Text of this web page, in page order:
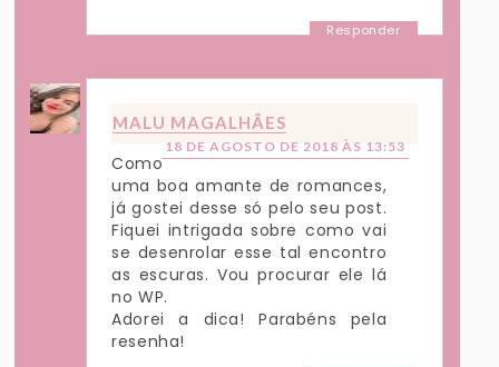
Responder
MALU MAGALHÃES
18 DE AGOSTO DE 2018 ÀS 13:53
Como
uma boa amante de romances,
já gostei desse só pelo seu post.
Fiquei intrigada sobre como vai
se desenrolar esse tal encontro
as escuras. Vou procurar ele lá
no WP.
Adorei a dica! Parabéns pela
resenha!